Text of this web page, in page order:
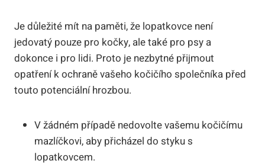
Je důležité mít na paměti, že lopatkovce není
jedovatý pouze pro kočky, ale také pro psy a
dokonce i pro lidi. Proto je nezbytné přijmout
opatření k ochraně vašeho kočičího společníka před
touto potenciální hrozbou.
V žádném případě nedovolte vašemu kočičímu
mazlíčkovi, aby přicházel do styku s
lopatkovcem.